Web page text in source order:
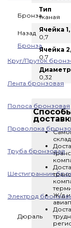
Бронза
Назад
Бронза
Круг/Пруток
Лента бронзовая
Полоса бронзовая
Проволока
Труба бронзовая
Шестигранник
Электрод
Дюраль
Тип
тканая
Ячейка
0,7
Ячейка
0,7
0,32
Ж/д и